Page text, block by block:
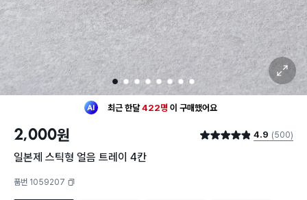
1 2 3 4 5 6 7 8
확대 보기
최근 한달422명이구매했어요
30대 여성이 가장 많이구매했어요
구매했어요
2,000원 별점 4.9점 4.9 (500)
일본제 스틱형 얼음 트레이 4칸
품번 1059207